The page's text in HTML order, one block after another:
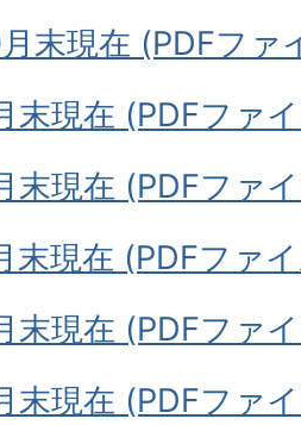
末現在 (PDFファ
末現在 (PDFファ
末現在 (PDFファ
末現在 (PDFファ
末現在 (PDFファ
末現在 (PDFファ